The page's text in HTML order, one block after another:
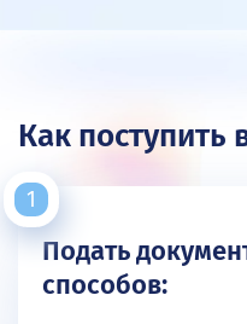
Как поступить
Подать
способов: